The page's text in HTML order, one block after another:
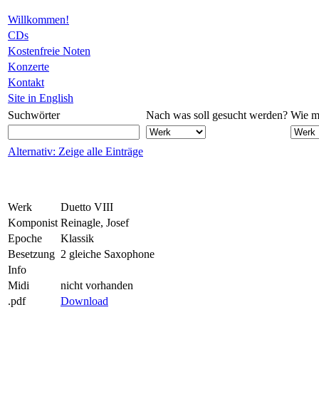
Willkommen!
CDs
Kostenfreie Noten
Konzerte
Kontakt
Site in English
Suchwörter
Nach was soll gesucht werden? Wie
Alternativ: Zeige alle Einträge
Werk
Duetto VIII
Komponist Reinagle, Josef
Epoche
Klassik
Besetzung 2 gleiche Saxophone
Info
Midi
nicht vorhanden
.pdf
Download